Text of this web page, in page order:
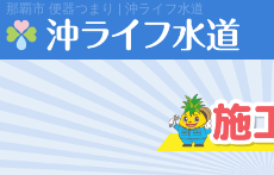
那覇市 便器つまり | 沖ライフ水道